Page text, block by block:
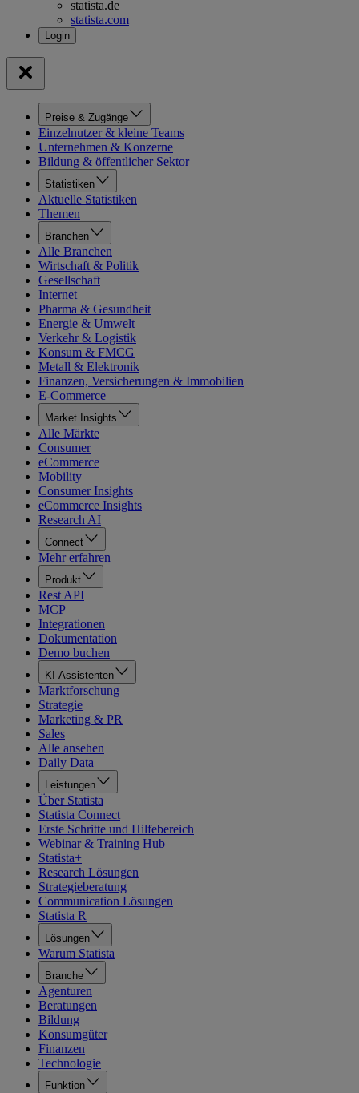
statista.de
statista.com
Preise & Zugänge
Einzelnutzer & kleine Teams
Unternehmen & Konzerne
Bildung & öffentlicher Sektor
Statistiken
Aktuelle Statistiken
Themen
Branchen
Alle Branchen
Wirtschaft & Politik
Gesellschaft
Internet
Pharma & Gesundheit
Energie & Umwelt
Verkehr & Logistik
Konsum & FMCG
Metall & Elektronik
Finanzen, Versicherungen & Immobilien
E-Commerce
Market Insights
Alle Märkte
Consumer
eCommerce
Mobility
Consumer Insights
eCommerce Insights
Research AI
Connect
Mehr erfahren
Produkt
Rest API
MCP
Integrationen
Dokumentation
Demo buchen
KI-Assistenten
Marktforschung
Strategie
Marketing & PR
Sales
Alle ansehen
Daily Data
Leistungen
Über Statista
Statista Connect
Erste Schritte und Hilfebereich
Webinar & Training Hub
Statista+
Research Lösungen
Strategieberatung
Communication Lösungen
Statista R
Lösungen
Warum Statista
Branche
Agenturen
Beratungen
Bildung
Konsumgüter
Finanzen
Technologie
Funktion